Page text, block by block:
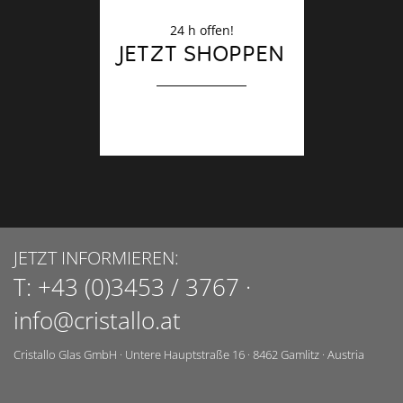
24 h offen!
JETZT SHOPPEN
JETZT INFORMIEREN:
T: +43 (0)3453 / 3767 ·
info@cristallo.at
Cristallo Glas GmbH · Untere Hauptstraße 16 · 8462Gamlitz · Austria